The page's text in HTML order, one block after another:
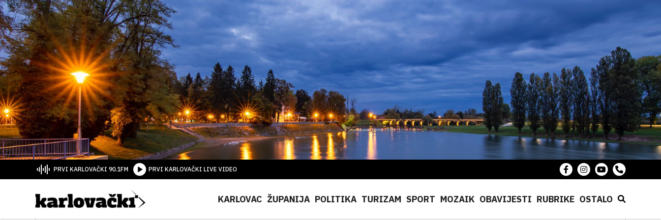
PRVI KARLOVAČKI 90.1FM PRVI KARLOVAČKI LIVE VIDEO
KARLOVAC ŽUPANIJA POLITIKA TURIZAM SPORT MOZAIK OBAVIJESTI RUBRIKE OSTALO